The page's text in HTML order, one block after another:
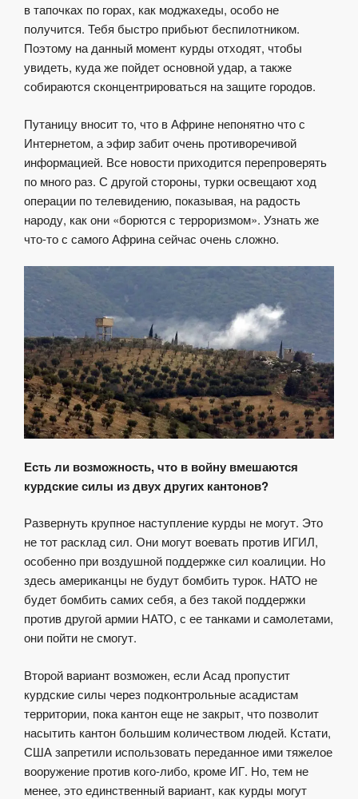
в тапочках по горах, как моджахеды, особо не
получится. Тебя быстро прибьют беспилотником.
Поэтому на данный момент курды отходят, чтобы
увидеть, куда же пойдет основной удар, а также
собираются сконцентрироваться на защите городов.
Путаницу вносит то, что в Африне непонятно что с
Интернетом, а эфир забит очень противоречивой
информацией. Все новости приходится перепроверять
по много раз. С другой стороны, турки освещают ход
операции по телевидению, показывая, на радость
народу, как они «борются с терроризмом». Узнать же
что-то с самого Африна сейчас очень сложно.
Есть ли возможность, что в войну вмешаются
курдские силы из двух других кантонов?
Развернуть крупное наступление курды не могут. Это
не тот расклад сил. Они могут воевать против ИГИЛ,
особенно при воздушной поддержке сил коалиции. Но
здесь американцы не будут бомбить турок. НАТО не
будет бомбить самих себя, а без такой поддержки
против другой армии НАТО, с ее танками и самолетами,
они пойти не смогут.
Второй вариант возможен, если Асад пропустит
курдские силы через подконтрольные асадистам
территории, пока кантон еще не закрыт, что позволит
насытить кантон большим количеством людей. Кстати,
СШАзапретили использовать переданное ими тяжелое
вооружение против кого-либо, кроме ИГ. Но, тем не
менее, это единственный вариант, как курды могут